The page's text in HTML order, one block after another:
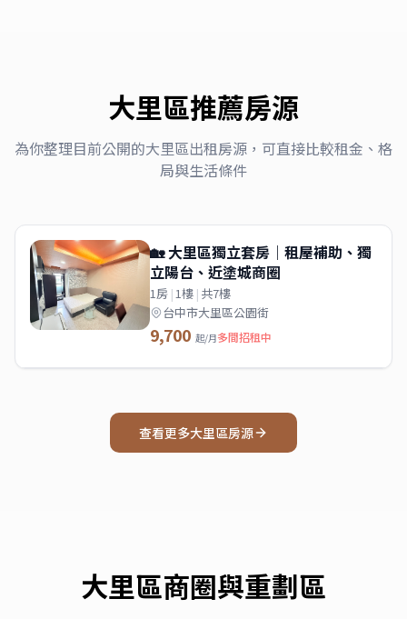
大里區推薦房源
為你整理目前公開的大里區出租房源，可直接比較租金、格
局與生活條件
🏡 大里區獨立套房｜租屋補助、獨
立陽台、近塗城商圈
1房 |1樓 | 共7樓
台中市大里區公園街
9,700 起/月多間招租中
查看更多大里區房源
大里區商圈與重劃區